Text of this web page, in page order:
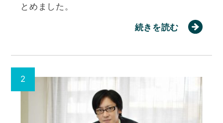
とめました。
続きを読む